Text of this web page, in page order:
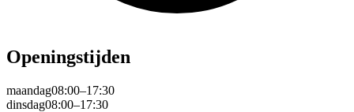
Openingstijden
maandag08:00–17:30
dinsdag08:00–17:30